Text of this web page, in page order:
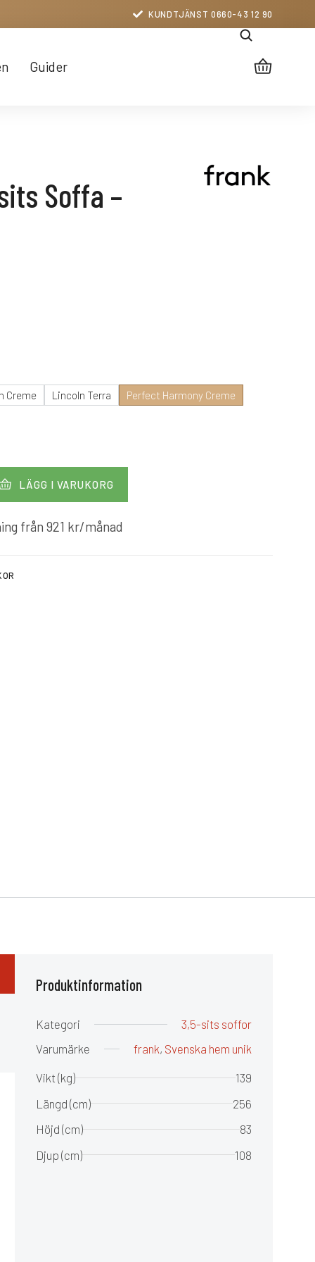
KUNDTJÄNST 0660-43 12 90
Guider
Soffa –
Creme Lincoln Terra Perfect Harmony Creme
LÄGG I VARUKORG
från921 kr/månad
Produktinformation
Kategori
3,5-sits soffor
Varumärke
frank, Svenska hem unik
Vikt (kg)
139
Längd (cm)
256
Höjd (cm)
83
Djup (cm)
108